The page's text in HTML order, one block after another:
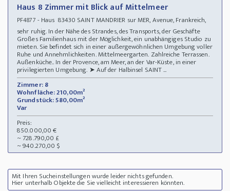
Haus 8 Zimmer mit Blick auf Mittelmeer
PF4877 - Haus 83430 SAINT MANDRIER sur MER, Avenue, Frankreich,
sehr ruhig. In der Nähe des Strandes, des Transports, der Geschäfte
Großes Familienhaus mit der Möglichkeit, ein unabhängiges Studio zu
mieten. Sie befindet sich in einer außergewöhnlichen Umgebung voller
Ruhe und Annehmlichkeiten. Mittelmeergarten. Zahlreiche Terrassen.
Außenküche.. In der Provence, am Meer, an der Var-Küste, in einer
privilegierten Umgebung. ➤ Auf der Halbinsel SAINT ...
Zimmer: 8
Wohnfläche: 210,00m²
Grundstück: 580,00m²
Var
Preis:
850.000,00 €
~ 728.790,00 £
~ 940.270,00 $
Mit Ihren Sucheinstellungen wurde leider nichts gefunden.
Hier unterhalb Objekte die Sie vielleicht interessieren könnten.